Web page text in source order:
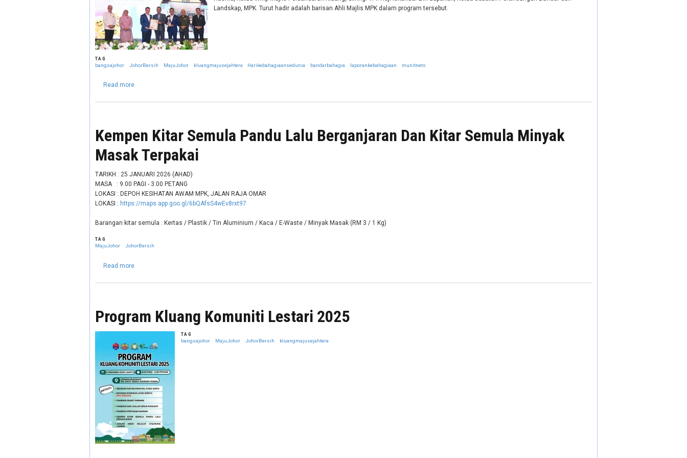
Landskap, MPK. Turut hadir adalah barisan Ahli Majlis MPK dalam program tersebut.
TAG
bangsajohor
JohorBersih MajuJohor kluangmajusejahtera Harikebahagiaansedunia bandarbahagia laporankebahagiaan munitnets
Read moreabout SAMBUTAN HARI KEBAHAGIAAN SEDUNIA PERINGKAT KEBANGSAAN 2026
Kempen Kitar Semula Pandu Lalu Berganjaran Dan Kitar Semula Minyak
Masak Terpakai
TARIKH : 25 JANUARI 2026 (AHAD)
MASA : 9.00 PAGI - 3.00 PETANG
LOKASI : DEPOH KESIHATAN AWAM MPK, JALAN RAJA OMAR
LOKASI : https://maps.app.goo.gl/6bQAfsS4wEv8rxt97
Barangan kitar semula : Kertas / Plastik / Tin Aluminium / Kaca / E-Waste / Minyak Masak (RM 3 / 1 Kg)
TAG
MajuJohor
JohorBersih
Read moreabout Kempen Kitar Semula Pandu Lalu Berganjaran Dan Kitar Semula Minyak Masak Terpakai
Program Kluang Komuniti Lestari 2025
TAG
bangsajohor
MajuJohor JohorBersih kluangmajusejahtera